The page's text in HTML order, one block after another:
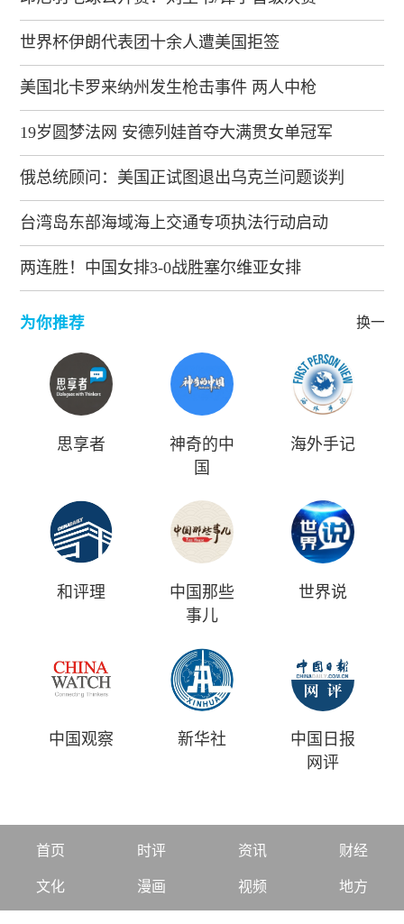
世界杯伊朗代表团十余人遭美国拒签
美国北卡罗来纳州发生枪击事件 两人中枪
19岁圆梦法网 安德列娃首夺大满贯女单冠军
俄总统顾问：美国正试图退出乌克兰问题谈判
台湾岛东部海域海上交通专项执法行动启动
两连胜！中国女排3-0战胜塞尔维亚女排
为你推荐 换一批
思享者
神奇的中
国
海外手记
和评理
中国那些
事儿
世界说
中国观察 新华社
中国日报
网评
首页 时评 资讯 财经
文化 漫画 视频 地方